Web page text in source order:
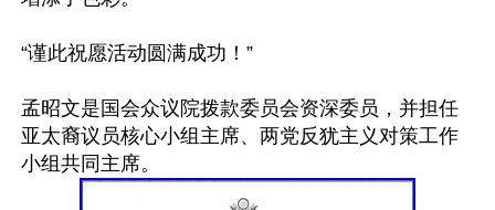
“谨此祝愿活动圆满成功！”
孟昭文是国会众议院拨款委员会资深委员，并担任
亚太裔议员核心小组主席、两党反犹主义对策工作